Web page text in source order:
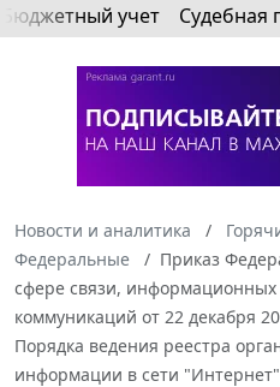
Бюджетный учет Судебная
Новости и аналитика
Федеральные
Приказ
сфере связи, информационных
коммуникаций от 22 декабря
Порядка ведения реестра
информации в сети "Интернет"